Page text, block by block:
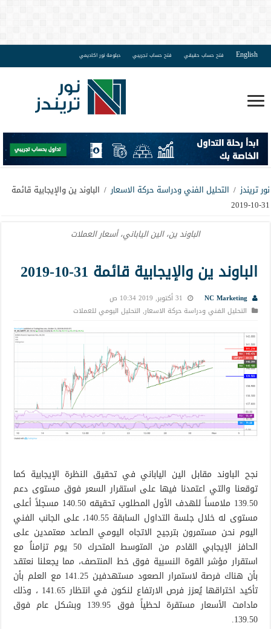
English فتح حساب حقيقي فتح حساب تجريبي دبلومة نور اكاديمي
نور تريندز / التحليل الفني ودراسة حركة الاسعار / الباوند ين والإيجابية قائمة
31-10-2019
الباوند ين، الين الياباني، أسعار العملات
الباوند ين والإيجابية قائمة 31-10-2019
NC Marketing
31 أكتوبر, 2019 10:34 ص
التحليل الفني ودراسة حركة الاسعار, التحليل اليومي للعملات
نجح الباوند مقابل الين الياباني في تحقيق النظرة الإيجابية كما
توقعنا والتي اعتمدنا فيها على استقرار السعر فوق مستوى دعم
139.50 ملامساً للهدف الأول المطلوب تحقيقه 140.50 مسجلاً أعلى
مستوى له خلال جلسة التداول السابقة 140.55، على الجانب الفني
اليوم نحن مستمرون بترجيح الاتجاه اليومي الصاعد معتمدين على
الحافز الإيجابي القادم من المتوسط المتحرك 50 يوم تزامناُ مع
استقرار مؤشر القوة النسبية فوق خط المنتصف، مما يجعلنا نعتقد
بأن هناك فرصة لاستمرار الصعود مستهدفين 141.25 مع العلم بأن
تأكيد اختراقها يُعزز فرص الارتفاع لنكون في انتظار 141.65 ، وذلك
مادامت الأسعار مستقرة لحظياً فوق 139.95 وبشكل عام فوق
139.50.